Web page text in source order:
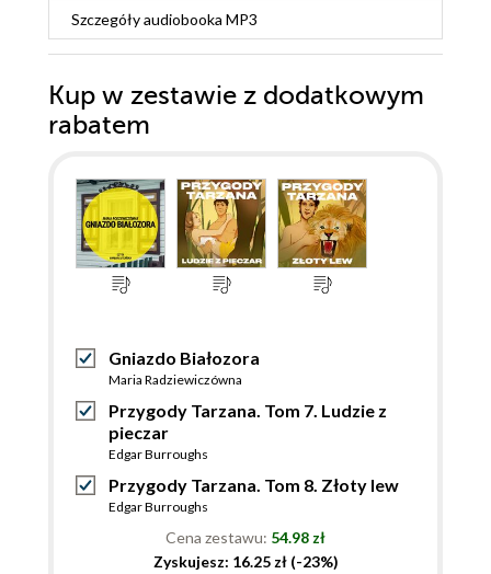
Szczegółyaudiobooka MP3
Kup w zestawie z dodatkowym
rabatem
Gniazdo Białozora
Maria Radziewiczówna
Przygody Tarzana. Tom 7. Ludzie z
pieczar
Edgar Burroughs
Przygody Tarzana. Tom 8. Złoty lew
Edgar Burroughs
Cena zestawu: 54.98 zł
Zyskujesz: 16.25 zł (-23%)